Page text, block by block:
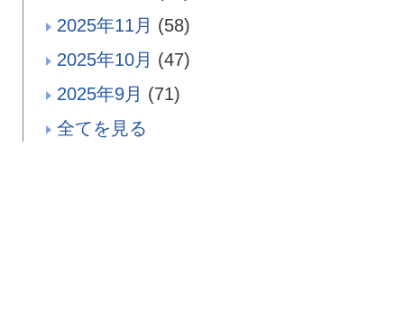
2025年11月 (58)
2025年10月 (47)
2025年9月 (71)
全てを見る